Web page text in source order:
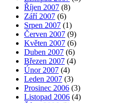
Říjen 2007 (8)
Září 2007 (6)
Srpen 2007 (1)
Červen 2007 (9)
Květen 2007 (6)
Duben 2007 (6)
Březen 2007 (4)
Únor 2007 (4)
Leden 2007 (3)
Prosinec 2006 (3)
Listopad 2006 (4)